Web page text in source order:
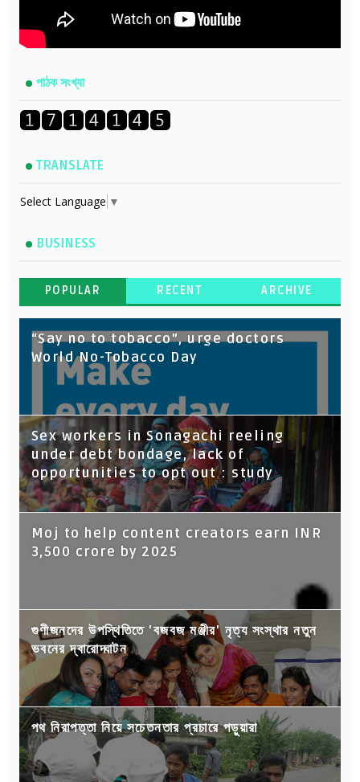
পাঠক সংখ্যা
TRANSLATE
Select Language ▼
BUSINESS
POPULAR RECENT ARCHIVE
“Say no to tobacco”, urge doctors
World No-Tobacco Day
Sex workers in Sonagachi reeling
under debt bondage, lack of
opportunities to opt out : study
Moj to help content creators earn INR
3,500 crore by 2025
গুণীজনদের উপস্থিতিতে 'বজবজ মঞ্জীর' নৃত্য সংস্থার নতুন
ভবনের দ্বারোদ্ঘাটন
পথ নিরাপত্তা নিয়ে সচেতনতার প্রচারে পড়ুয়ারা